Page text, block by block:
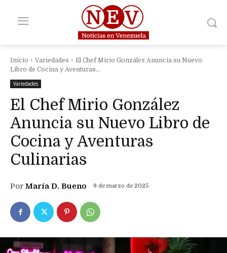
Inicio Variedades
El Chef Mirio González Anuncia su Nuevo
Libro de Cocina y Aventuras...
Variedades
El Chef Mirio González
Anuncia su Nuevo Libro de
Cocina y Aventuras
Culinarias
Por María D. Bueno 9 de marzo de 2025